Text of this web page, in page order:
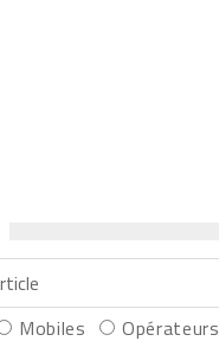
Mobiles Opérateurs